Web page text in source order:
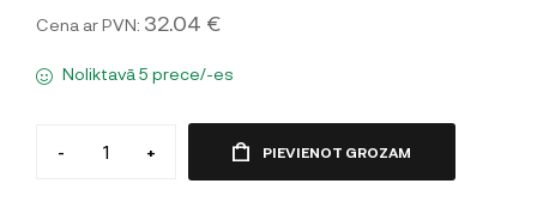
Cena ar PVN: 32.04 €
Noliktavā 5 prece/-es
- + PIEVIENOT GROZAM